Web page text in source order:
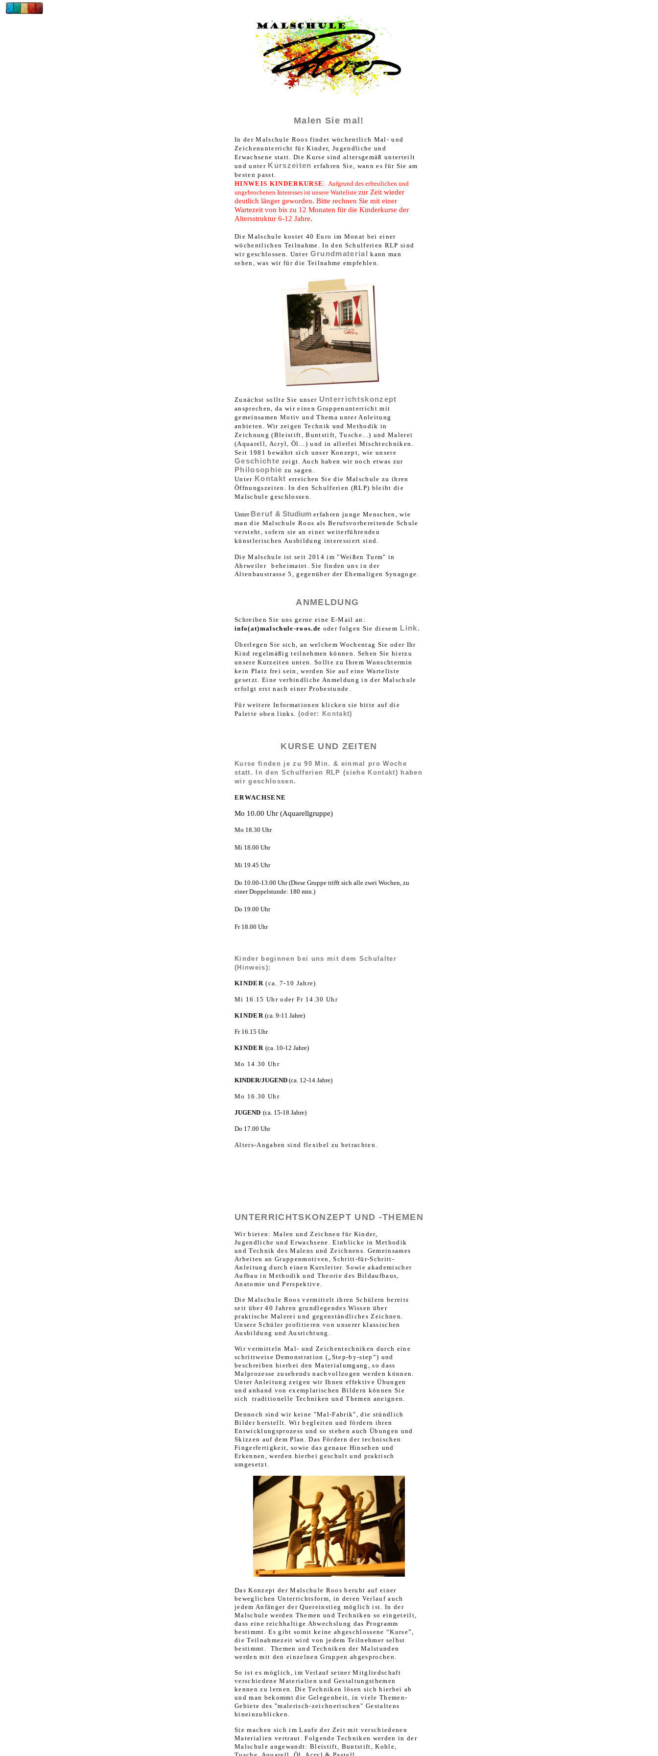
Malen Sie mal!
In der Malschule Roos findet wöchentlich Mal- und
Zeichenunterricht für Kinder, Jugendliche und
Erwachsene statt. Die Kurse sind altersgemäß unterteilt
und unter Kurszeiten erfahren Sie, wann es für Sie am
besten passt.
HINWEIS KINDERKURSE : Aufgrund des erfreulichen und
ungebrochenen Interesses ist unsere Warteliste zur Zeit wieder
deutlich länger geworden. Bitte rechnen Sie mit einer
Wartezeit von bis zu 12 Monaten für die Kinderkurse der
Altersstruktur 6-12 Jahre.
Die Malschule kostet 40 Euro im Monat bei einer
wöchentlichen Teilnahme. In den Schulferien RLP sind
wir geschlossen. Unter Grundmaterial
kann man
sehen, was wir für die Teilnahme empfehlen.
Zunächst sollte Sie unser Unterrichtskonzept
ansprechen, da wir einen Gruppenunterricht mit
gemeinsamen Motiv und Thema unter Anleitung
anbieten. Wir zeigen Technik und Methodik in
Zeichnung (Bleistift, Buntstift, Tusche...) und Malerei
(Aquarell, Acryl, Öl...) und in allerlei Mischtechniken.
Seit 1981 bewährt sich unser Konzept, wie unsere
Geschichte zeigt. Auch haben wir noch etwas zur
Philosophie zu sagen.
Unter Kontakt erreichen Sie die Malschule zu ihren
Öffnungszeiten. In den Schulferien (RLP) bleibt die
Malschule geschlossen.
Unter Beruf & Studiumerfahren junge Menschen, wie
man die Malschule Roos als Berufsvorbereitende Schule
versteht, sofern sie an einer weiterführenden
künstlerischen Ausbildung interessiert sind.
Die Malschule ist seit 2014 im "Weißen Turm" in
Ahrweiler
beheimatet. Sie finden uns in der
Altenbaustrasse 5, gegenüber der Ehemaligen Synagoge.
ANMELDUNG
Schreiben Sie uns gerne eine E-Mail an:
info(at)malschule-roos.de oder folgen Sie diesem Link.
Überlegen Sie sich, an welchem Wochentag Sie oder Ihr
Kind regelmäßig teilnehmen können. Sehen Sie hierzu
unsere Kurzeiten unten. Sollte zu Ihrem Wunschtermin
kein Platz frei sein, werden Sie auf eine Warteliste
gesetzt. Eine verbindliche Anmeldung in der Malschule
erfolgt erst nach einer Probestunde.
Für weitere Informationen klicken sie bitte auf die
Palette oben links. (oder: Kontakt)
KURSE UND ZEITEN
Kurse finden je zu 90 Min. & einmal pro Woche
statt. In den Schulferien RLP (siehe Kontakt) haben
wir geschlossen.
ERWACHSENE
Mo 10.00 Uhr (Aquarellgruppe)
Mo 18.30 Uhr
Mi 18.00 Uhr
Mi 19.45 Uhr
Do 10.00-13.00 Uhr (Diese Gruppe trifft sich alle zwei Wochen, zu
einer Doppelstunde: 180 min.)
Do 19.00 Uhr
Fr 18.00 Uhr
Kinder beginnen bei uns mit dem Schulalter
(Hinweis):
KINDER (ca. 7-10 Jahre)
Mi 16.15 Uhr oder Fr 14.30 Uhr
KINDER (ca. 9-11 Jahre)
Fr 16.15 Uhr
KINDER (ca. 10-12 Jahre)
Mo 14.30 Uhr
KINDER/JUGEND (ca. 12-14 Jahre)
Mo 16.30 Uhr
JUGEND (ca. 15-18 Jahre)
Do 17.00 Uhr
Alters-Angaben sind flexibel zu betrachten.
UNTERRICHTSKONZEPT UND -THEMEN
Wir bieten: Malen und Zeichnen für Kinder,
Jugendliche und Erwachsene. Einblicke in Methodik
und Technik des Malens und Zeichnens. Gemeinsames
Arbeiten an Gruppenmotiven, Schritt-für-Schritt-
Anleitung durch einen Kursleiter. Sowie akademischer
Aufbau in Methodik und Theorie des Bildaufbaus,
Anatomie und Perspektive.
Die Malschule Roos vermittelt ihren Schülern bereits
seit über 40 Jahren grundlegendes Wissen über
praktische Malerei und gegenständliches Zeichnen.
Unsere Schüler profitieren von unserer klassischen
Ausbildung und Ausrichtung.
Wir vermitteln Mal- und Zeichentechniken durch eine
schrittweise Demonstration („Step-by-step“) und
beschreiben hierbei den Materialumgang, so dass
Malprozesse zusehends nachvollzogen werden können.
Unter Anleitung zeigen wir Ihnen effektive Übungen
und anhand von exemplarischen Bildern können Sie
sich traditionelle Techniken und Themen aneignen.
Dennoch sind wir keine "Mal-Fabrik", die stündlich
Bilder herstellt. Wir begleiten und fördern ihren
Entwicklungsprozess und so stehen auch Übungen und
Skizzen auf dem Plan. Das Fördern der technischen
Fingerfertigkeit, sowie das genaue Hinsehen und
Erkennen, werden hierbei geschult und praktisch
umgesetzt.
Das Konzept der Malschule Roos beruht auf einer
beweglichen Unterrichtsform, in deren Verlauf auch
jedem Anfänger der Quereinstieg möglich ist. In der
Malschule werden Themen und Techniken so eingeteilt,
dass eine reichhaltige Abwechslung das Programm
bestimmt. Es gibt somit keine abgeschlossene “Kurse”,
die Teilnahmezeit wird von jedem Teilnehmer selbst
bestimmt. Themen und Techniken der Malstunden
werden mit den einzelnen Gruppen abgesprochen.
So ist es möglich, im Verlauf seiner Mitgliedschaft
verschiedene Materialien und Gestaltungsthemen
kennen zu lernen. Die Techniken lösen sich hierbei ab
und man bekommt die Gelegenheit, in viele Themen-
Gebiete des "malerisch-zeichnerischen" Gestaltens
hineinzublicken.
Sie machen sich im Laufe der Zeit mit verschiedenen
Materialien vertraut. Folgende Techniken werden in der
Malschule angewandt: Bleistift, Buntstift, Kohle,